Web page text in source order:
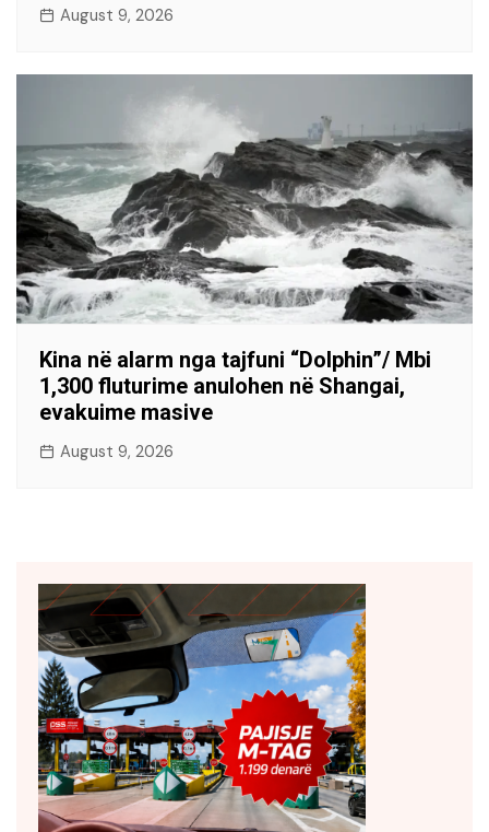
August 9, 2026
Kina në alarm nga tajfuni “Dolphin”/ Mbi
1,300 fluturime anulohen në Shangai,
evakuime masive
August 9, 2026